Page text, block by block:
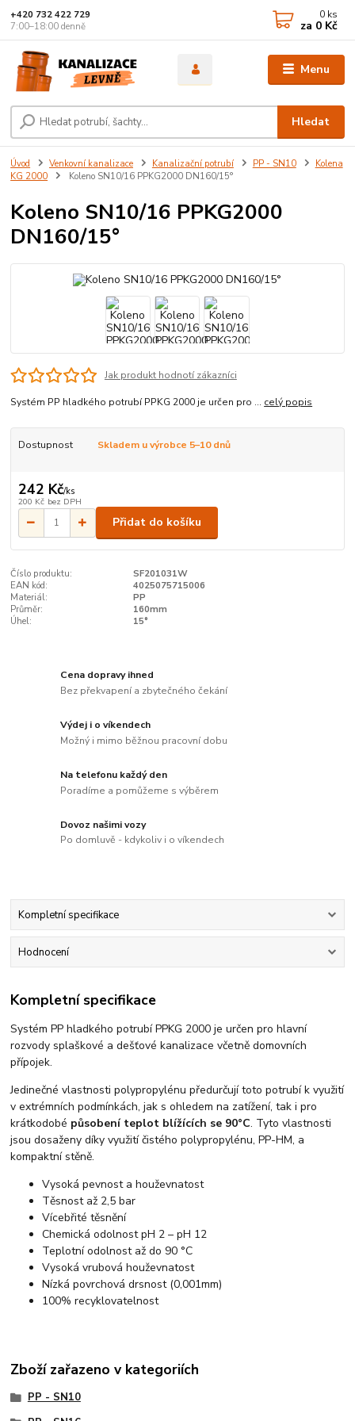
Menu
Hledat
+420 732 422 729
7:00–18:00 denně
0 ks
za 0 Kč
Úvod Venkovní kanalizace Kanalizační potrubí PP - SN10
Kolena
KG 2000
Koleno SN10/16 PPKG2000 DN160/15°
Koleno SN10/16 PPKG2000
DN160/15°
Jak produkt hodnotí zákazníci
Systém PP hladkého potrubí PPKG 2000 je určen pro ... celý popis
Dostupnost Skladem u výrobce 5–10 dnů
242 Kč/ks
200 Kč bez DPH
Přidat do košíku
Číslo produktu:
SF201031W
EAN kód:
4025075715006
Materiál:
PP
Průměr:
160mm
Úhel:
15°
Cena dopravy ihned
Bez překvapení a zbytečného čekání
Výdej i o víkendech
Možný i mimo běžnou pracovní dobu
Na telefonu každý den
Poradíme a pomůžeme s výběrem
Dovoz našimi vozy
Po domluvě - kdykoliv i o víkendech
Kompletní specifikace
Hodnocení
Kompletní specifikace
Systém PP hladkého potrubí PPKG 2000 je určen pro hlavní
rozvody splaškové a dešťové kanalizace včetně domovních
přípojek.
Jedinečné vlastnosti polypropylénu předurčují toto potrubí k využití
v extrémních podmínkách, jak s ohledem na zatížení, tak i pro
krátkodobé působení teplot blížících se 90°C. Tyto vlastnosti
jsou dosaženy díky využití čistého polypropylénu, PP-HM, a
kompaktní stěně.
Vysoká pevnost a houževnatost
Těsnost až 2,5 bar
Vícebřité těsnění
Chemická odolnost pH 2 – pH 12
Teplotní odolnost až do 90 °C
Vysoká vrubová houževnatost
Nízká povrchová drsnost (0,001mm)
100% recyklovatelnost
Zboží zařazeno v kategoriích
PP - SN10